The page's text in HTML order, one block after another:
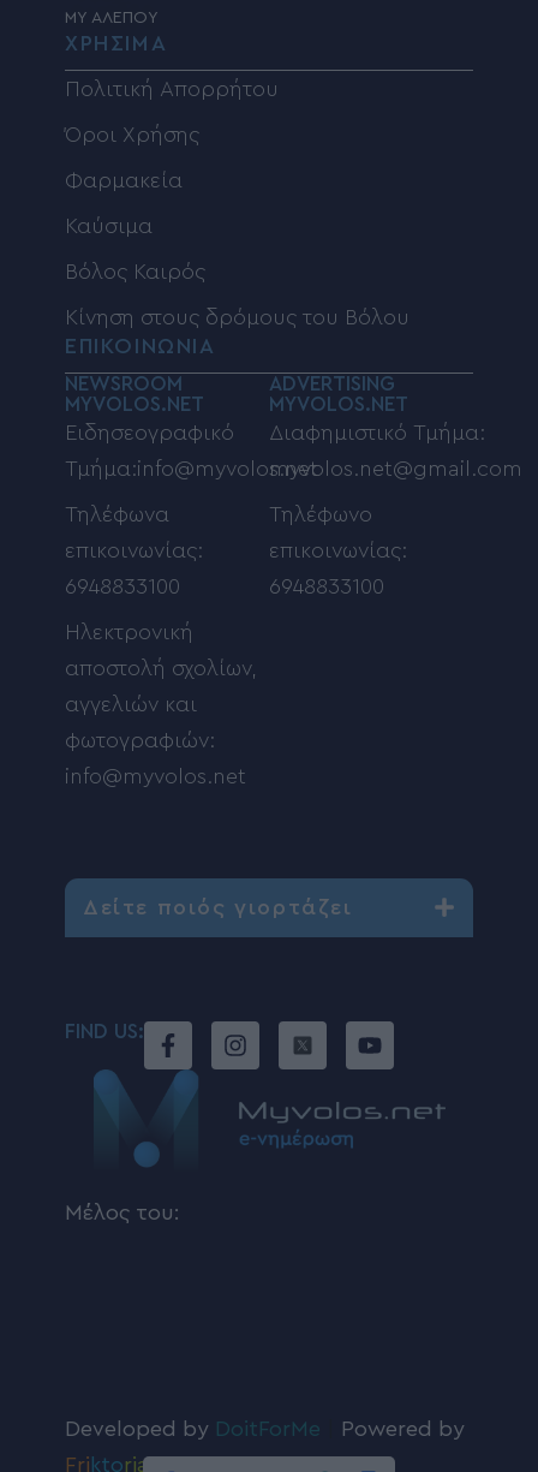
MY ΑΛΕΠΟΥ
ΧΡΗΣΙΜΑ
Πολιτική Απορρήτου
Όροι Χρήσης
Φαρμακεία
Καύσιμα
Βόλος Καιρός
Κίνηση στους δρόμους του Βόλου
ΕΠΙΚΟΙΝΩΝΙΑ
NEWSROOM
MYVOLOS.NET
Ειδησεογραφικό
Τμήμα:info@myvolos.net
Τηλέφωνα
επικοινωνίας:
6948833100
Ηλεκτρονική
αποστολή σχολίων,
αγγελιών και
φωτογραφιών:
info@myvolos.net
ADVERTISING
MYVOLOS.NET
Διαφημιστικό Τμήμα:
myvolos.net@gmail.com
Τηλέφωνο
επικοινωνίας:
6948833100
Δείτε ποιός γιορτάζει
FIND US:
Μέλος του:
Developed by DoitForMe
Powered by
Fri ktoria